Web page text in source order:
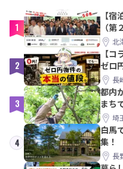
1
【
（
【8/北
2
【
ゼロ
教訓
長
3
都内
まち
PRメ
埼
4
白馬
集！
長